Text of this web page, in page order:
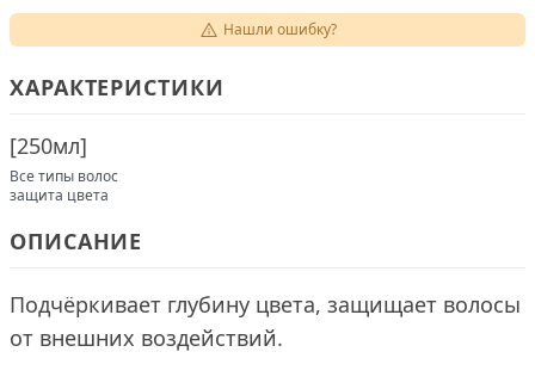
Нашли ошибку?
ХАРАКТЕРИСТИКИ
[250мл]
Все типы волос
защита цвета
ОПИСАНИЕ
Подчёркивает глубину цвета, защищает волосы
от внешних воздействий.